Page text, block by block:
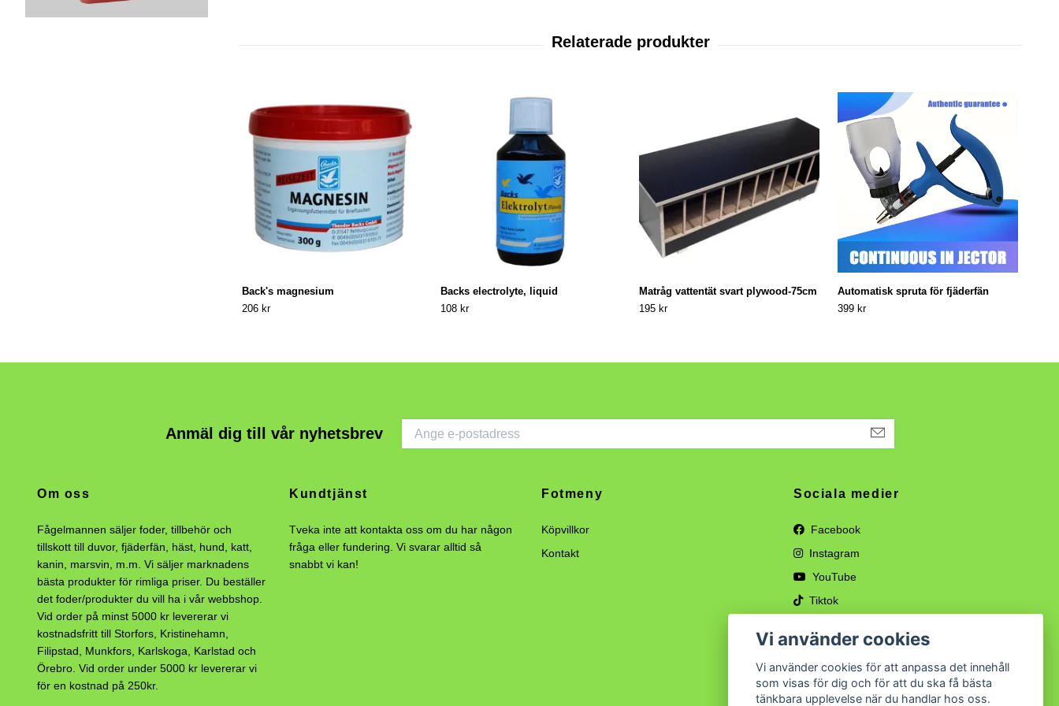
Back's magnesium
206 kr
Backs electrolyte, liquid
108 kr
Matråg vattentät svart plywood-75cm
195 kr
Automatisk spruta för fjäderfän
399 kr
Anmäl dig till vår nyhetsbrev
Om oss
Fågelmannen säljer foder, tillbehör och
tillskott till duvor, fjäderfän, häst, hund, katt,
kanin, marsvin, m.m. Vi säljer marknadens
bästa produkter för rimliga priser. Du beställer
det foder/produkter du vill ha i vår webbshop.
Vid order på minst 5000 kr levererar vi
kostnadsfritt till Storfors, Kristinehamn,
Filipstad, Munkfors, Karlskoga, Karlstad och
Örebro. Vid order under 5000 kr levererar vi
för en kostnad på 250kr.
Kundtjänst
Tveka inte att kontakta oss om du har någon
fråga eller fundering. Vi svarar alltid så
snabbt vi kan!
Fotmeny
Köpvillkor
Kontakt
Sociala medier
Facebook
Instagram
YouTube
Tiktok
Vi använder cookies
Vi använder cookies för att anpassa det innehåll
som visas för dig och för att du ska få bästa
tänkbara upplevelse när du handlar hos oss.